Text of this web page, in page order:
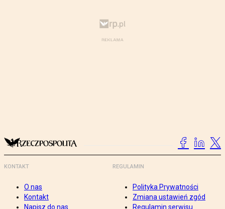
KONTAKT
O nas
Kontakt
Napisz do nas
REGULAMIN
Polityka Prywatności
Zmiana ustawień zgód
Regulamin serwisu